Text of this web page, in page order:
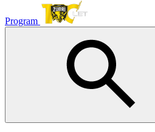
Program